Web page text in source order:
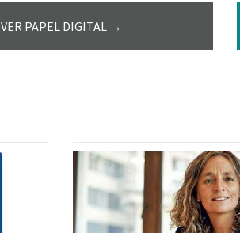
VER PAPEL DIGITAL →